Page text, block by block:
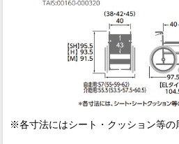
※各寸法にはシート・クッション等の